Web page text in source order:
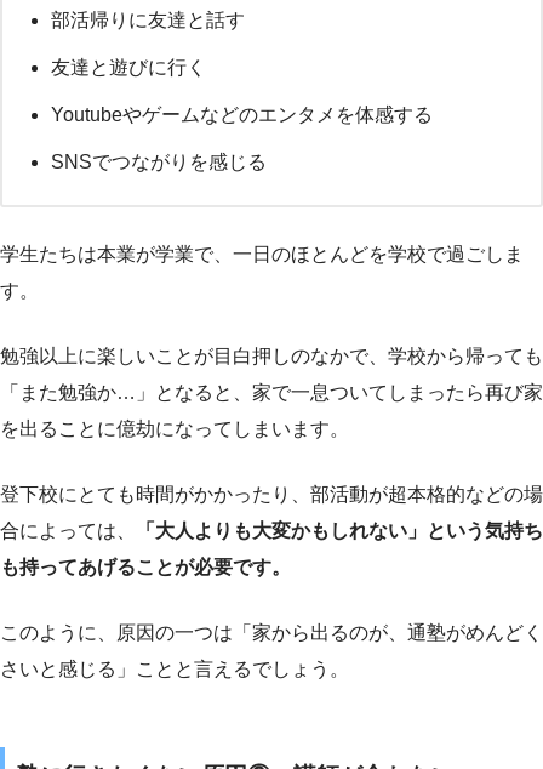
部活帰りに友達と話す
友達と遊びに行く
Youtubeやゲームなどのエンタメを体感する
SNSでつながりを感じる
学生たちは本業が学業で、一日のほとんどを学校で過ごしま
す。
勉強以上に楽しいことが目白押しのなかで、学校から帰っても
「また勉強か…」となると、家で一息ついてしまったら再び家
を出ることに億劫になってしまいます。
登下校にとても時間がかかったり、部活動が超本格的などの場
合によっては、
「大人よりも大変かもしれない」という気持ち
も持ってあげることが必要です。
このように、原因の一つは「家から出るのが、通塾がめんどく
さいと感じる」ことと言えるでしょう。